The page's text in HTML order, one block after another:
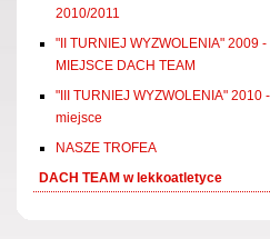
2010/2011
"II TURNIEJ WYZWOLENIA" 2009 - I
MIEJSCE DACH TEAM
"III TURNIEJ WYZWOLENIA" 2010
miejsce
NASZE TROFEA
DACH TEAM w lekkoatletyce